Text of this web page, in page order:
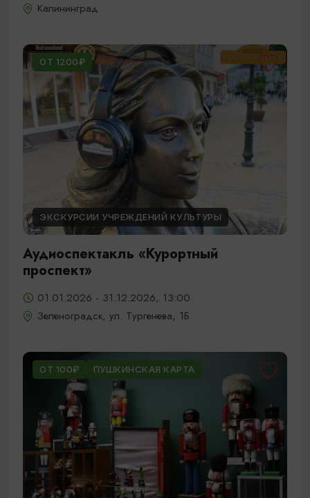
Калининград
ОТ 1200₽
ЭКСКУРСИИ УЧРЕЖДЕНИЙ КУЛЬТУРЫ
Аудиоспектакль «Курортный
проспект»
01.01.2026 - 31.12.2026, 13:00
Зеленоградск, ул. Тургенева, 1Б
ОТ 100₽ ПУШКИНСКАЯ КАРТА